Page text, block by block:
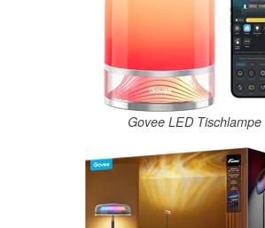
Govee LED Tischlampe